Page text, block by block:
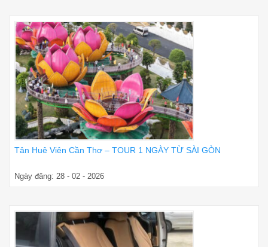
Tân Huê Viên Cần Thơ – TOUR 1 NGÀY TỪ SÀI GÒN
Ngày đăng: 28 - 02 - 2026